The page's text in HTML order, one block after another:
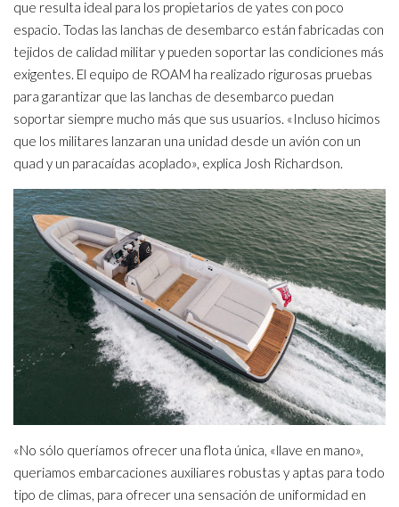
que resulta ideal para los propietarios de yates con poco
espacio. Todas las lanchas de desembarco están fabricadas con
tejidos de calidad militar y pueden soportar las condiciones más
exigentes. El equipo de ROAM ha realizado rigurosas pruebas
para garantizar que las lanchas de desembarco puedan
soportar siempre mucho más que sus usuarios. «Incluso hicimos
que los militares lanzaran una unidad desde un avión con un
quad y un paracaídas acoplado», explica Josh Richardson.
«No sólo queríamos ofrecer una flota única, «llave en mano»,
queriamos embarcaciones auxiliares robustas y aptas para todo
tipo de climas, para ofrecer una sensación de uniformidad en